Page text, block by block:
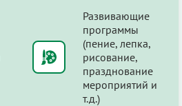
Развивающие
программы
(пение, лепка,
рисование,
празднование
мероприятий и
т.д.)